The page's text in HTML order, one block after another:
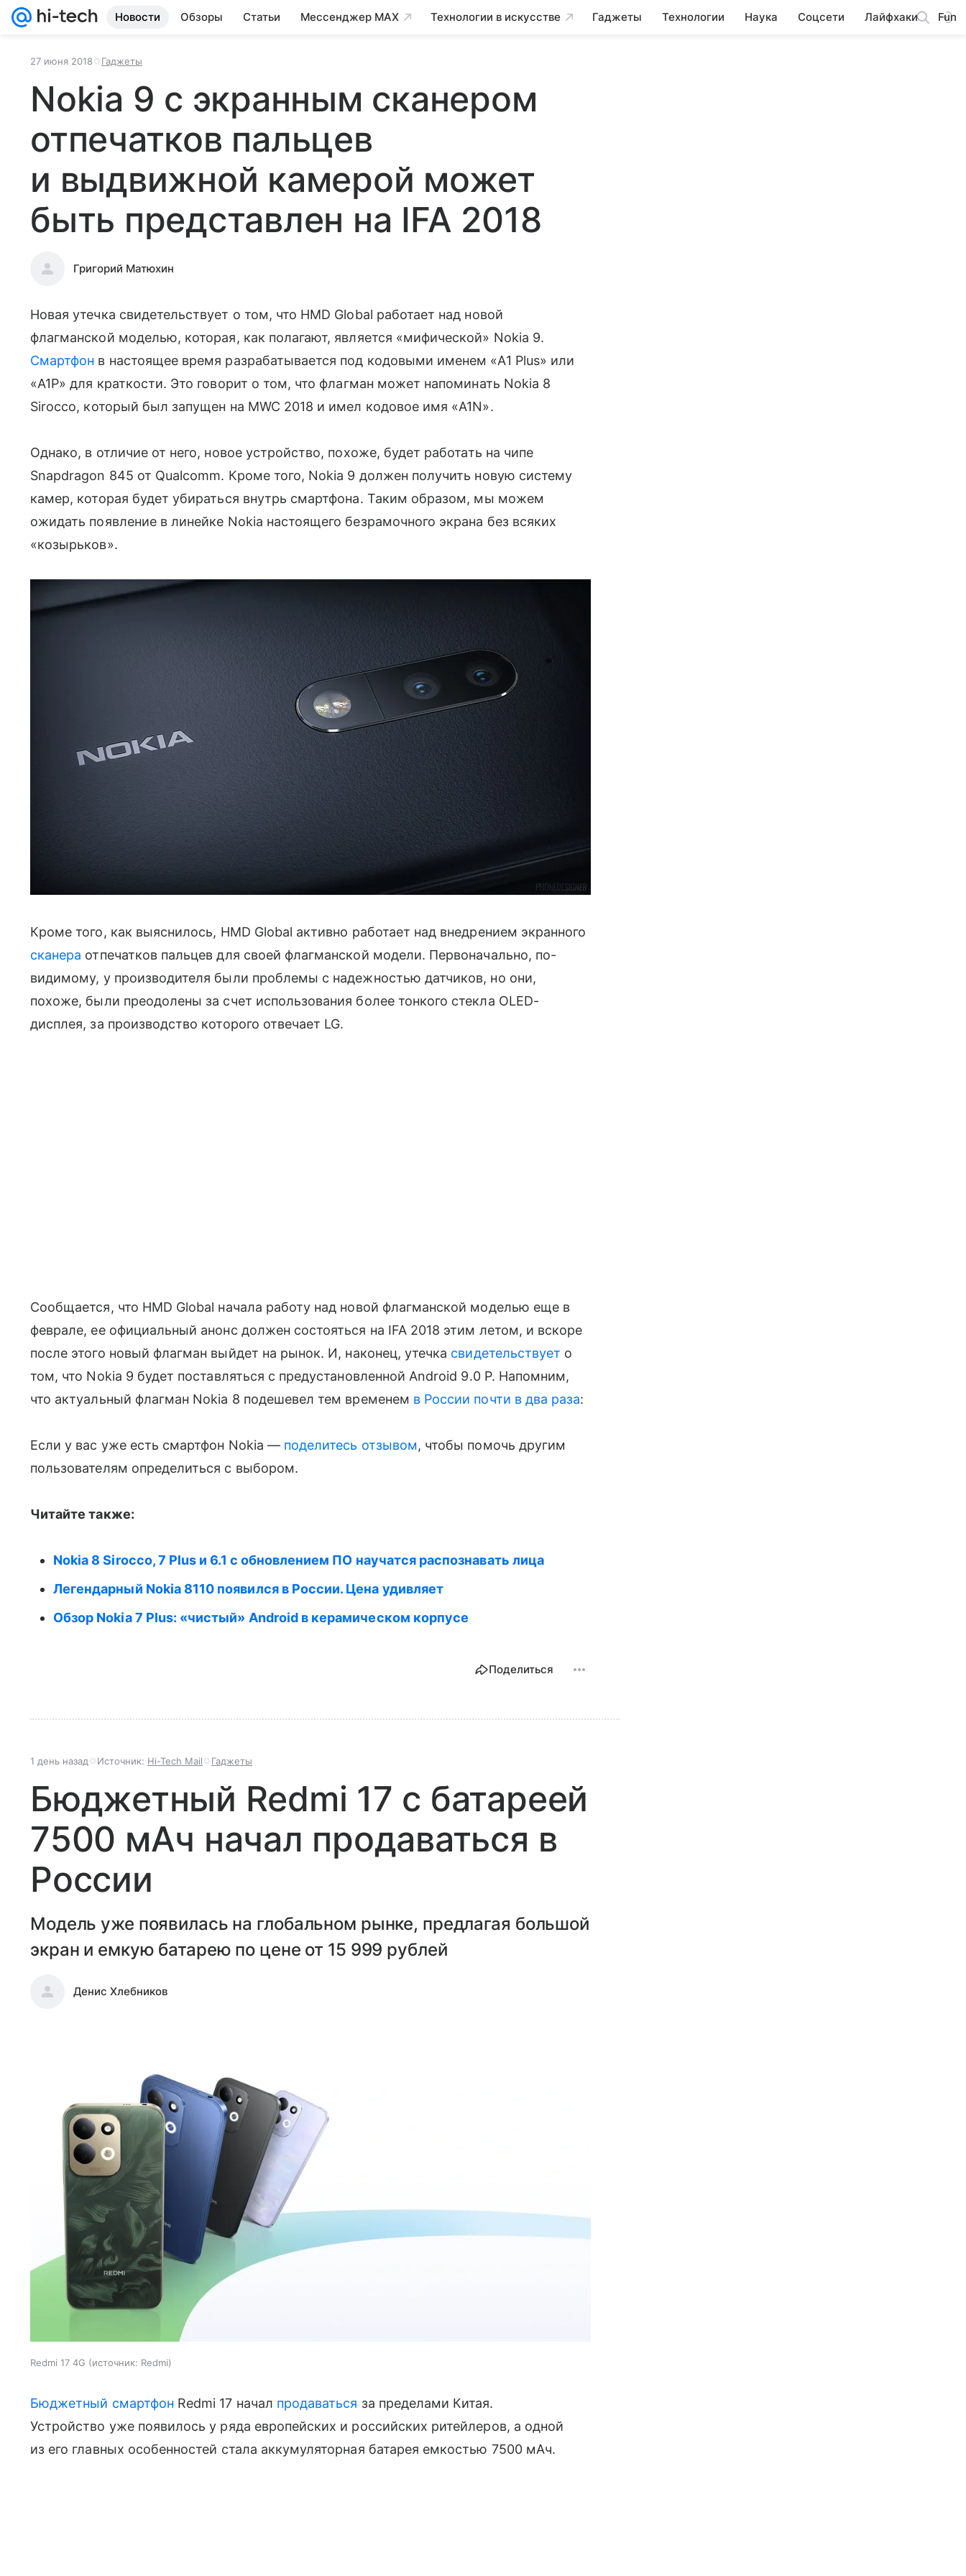
Новости Обзоры Статьи Мессенджер MAX Технологии в искусстве Гаджеты Технологии Наука Соцсети Лайфхаки Fun
27 июня 2018 Гаджеты
Nokia 9 с экранным сканером
отпечатков пальцев
и выдвижной камерой может
быть представлен на IFA 2018
Григорий Матюхин
Новая утечка свидетельствует о том, что HMD Global работает над новой
флагманской моделью, которая, как полагают, является «мифической» Nokia 9.
Смартфон в настоящее время разрабатывается под кодовыми именем «A1 Plus» или
«A1P» для краткости. Это говорит о том, что флагман может напоминать Nokia 8
Sirocco, который был запущен на MWC 2018 и имел кодовое имя «A1N».
Однако, в отличие от него, новое устройство, похоже, будет работать на чипе
Snapdragon 845 от Qualcomm. Кроме того, Nokia 9 должен получить новую систему
камер, которая будет убираться внутрь смартфона. Таким образом, мы можем
ожидать появление в линейке Nokia настоящего безрамочного экрана без всяких
«козырьков».
Кроме того, как выяснилось, HMD Global активно работает над внедрением экранного
сканера отпечатков пальцев для своей флагманской модели. Первоначально, по-
видимому, у производителя были проблемы с надежностью датчиков, но они,
похоже, были преодолены за счет использования более тонкого стекла OLED-
дисплея, за производство которого отвечает LG.
Сообщается, что HMD Global начала работу над новой флагманской моделью еще в
феврале, ее официальный анонс должен состояться на IFA 2018 этим летом, и вскоре
после этого новый флагман выйдет на рынок. И, наконец, утечка свидетельствует о
том, что Nokia 9 будет поставляться с предустановленной Android 9.0 P. Напомним,
что актуальный флагман Nokia 8 подешевел тем временем в России почти в два раза:
Если у вас уже есть смартфон Nokia — поделитесь отзывом, чтобы помочь другим
пользователям определиться с выбором.
Читайте также:
Nokia 8 Sirocco, 7 Plus и 6.1 с обновлением ПО научатся распознавать лица
Легендарный Nokia 8110 появился в России. Цена удивляет
Обзор Nokia 7 Plus: «чистый» Android в керамическом корпусе
Поделиться
1 день назад Источник: Hi-Tech Mail Гаджеты
Бюджетный Redmi 17 с батареей
7500 мАч начал продаваться в
России
Модель уже появилась на глобальном рынке, предлагая большой
экран и емкую батарею по цене от 15 999 рублей
Денис Хлебников
Redmi 17 4G источник: Redmi
Бюджетный смартфон Redmi 17 начал продаваться за пределами Китая.
Устройство уже появилось у ряда европейских и российских ритейлеров, а одной
из его главных особенностей стала аккумуляторная батарея емкостью 7500 мАч.